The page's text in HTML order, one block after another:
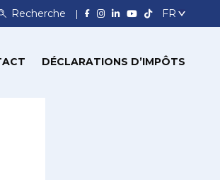
Recherche
DÉCLARATIONS D’IMPÔTS